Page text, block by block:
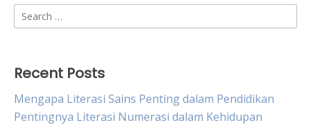
Search
for:
Recent Posts
Mengapa Literasi Sains Penting dalam Pendidikan
Pentingnya Literasi Numerasi dalam Kehidupan